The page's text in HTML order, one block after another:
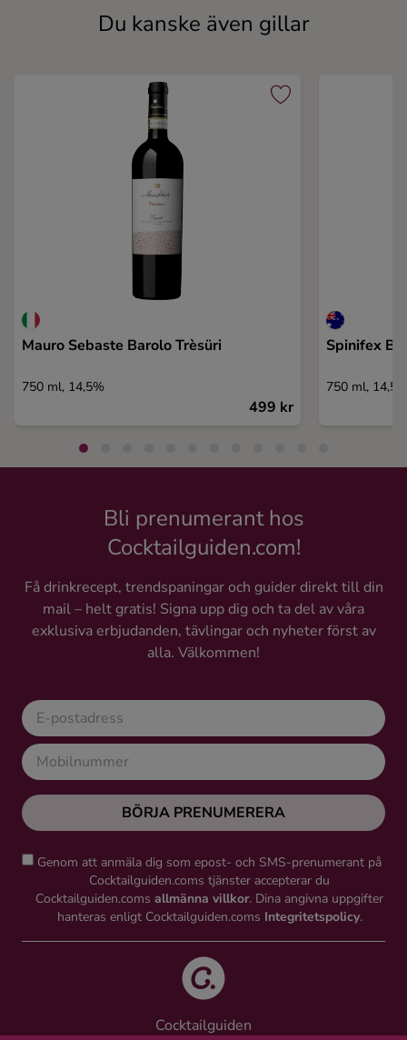
Du kanske även gillar
Mauro Sebaste Barolo Trèsüri
750 ml, 14,5%
499 kr
Spinifex
750 ml,
Bli prenumerant hos
Cocktailguiden.com!
Få drinkrecept, trendspaningar och guider direkt till din
mail – helt gratis! Signa upp dig och ta del av våra
exklusiva erbjudanden, tävlingar och nyheter först av
alla. Välkommen!
BÖRJA PRENUMERERA
Genom att anmäla dig som epost- och SMS-prenumerant på
Cocktailguiden.coms tjänster accepterar du
Cocktailguiden.coms allmänna villkor. Dina angivna uppgifter
hanteras enligt Cocktailguiden.coms Integritetspolicy.
Cocktailguiden